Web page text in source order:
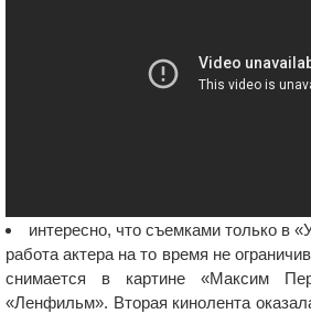
интересно, что съемками только в
работа актера на то время не
снимается в картине «Максим
«Ленфильм». Вторая кинолента